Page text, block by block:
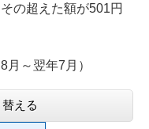
の超えた額が501円
～翌年7月）
える